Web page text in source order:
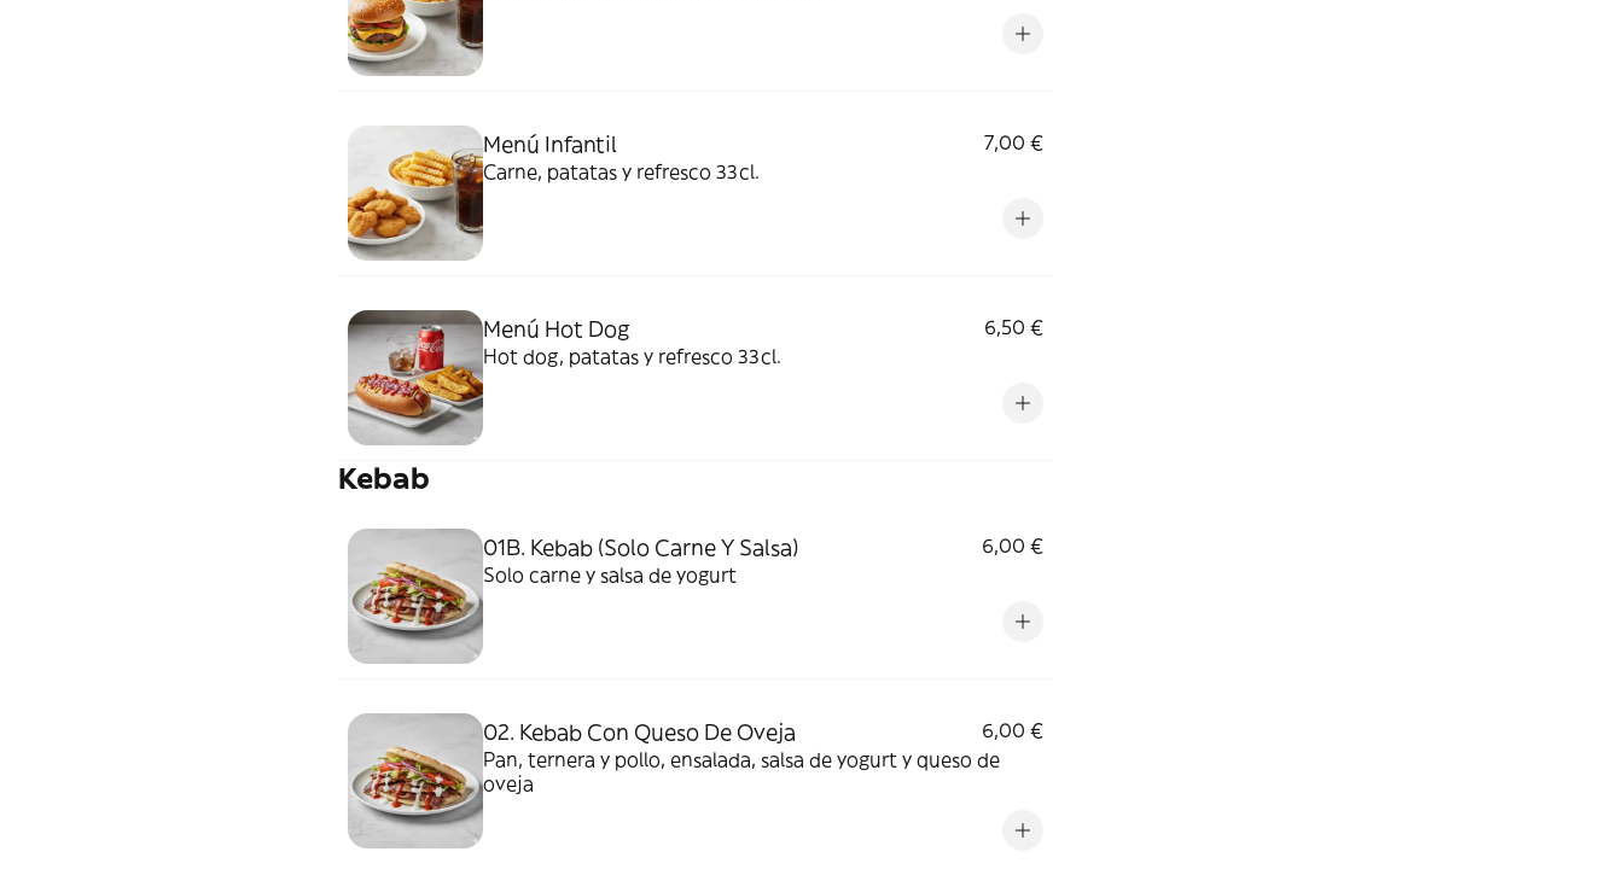
Menú Infantil
7,00 €
Carne, patatas y refresco 33cl.
Menú Hot Dog
6,50 €
Hot dog, patatas y refresco 33cl.
Kebab
01B. Kebab (Solo Carne Y Salsa)
6,00 €
Solo carne y salsa de yogurt
02. Kebab Con Queso De Oveja
6,00 €
Pan, ternera y pollo, ensalada, salsa de yogurt y queso de
oveja